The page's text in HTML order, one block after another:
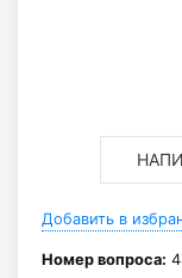
Добавить в
Номер вопроса: